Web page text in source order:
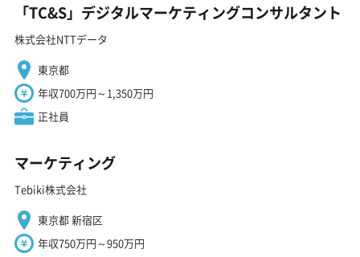
「TC&S」デジタルマーケティングコンサルタント
株式会社NTTデータ
東京都
年収700万円～1,350万円
正社員
マーケティング
Tebiki株式会社
東京都 新宿区
年収750万円～950万円